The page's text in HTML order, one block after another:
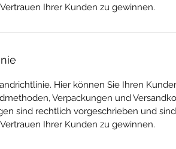
Ihrer Kunden zu gewinnen.
Hier können Sie Ihren
Verpackungen und
sind rechtlich vorgeschrieben und
Ihrer Kunden zu gewinnen.